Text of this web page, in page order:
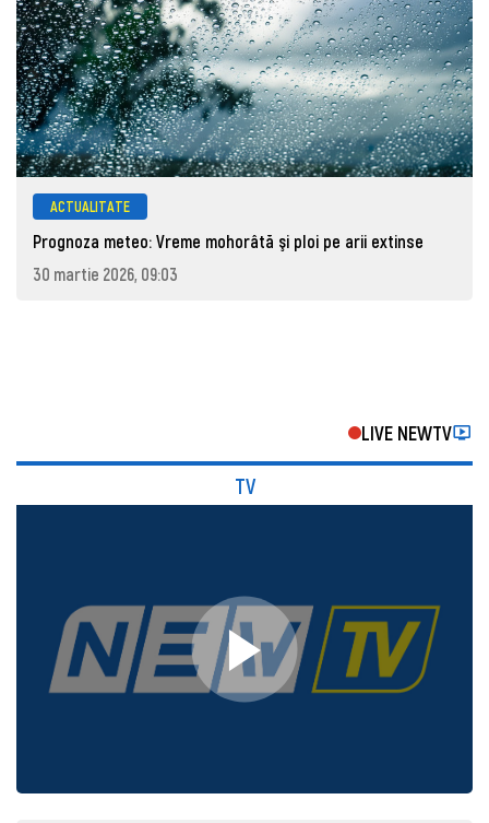
ACTUALITATE
Prognoza meteo: Vreme mohorâtă şi ploi pe arii extinse
30 martie 2026, 09:03
LIVE NEWTV
TV